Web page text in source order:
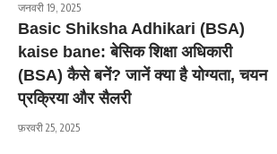
जनवरी 19, 2025
Basic Shiksha Adhikari (BSA)
kaise bane: बेसिक शिक्षा अधिकारी
(BSA) कैसे बनें? जानें क्या है योग्यता, चयन
प्रक्रिया और सैलरी
फ़रवरी 25, 2025